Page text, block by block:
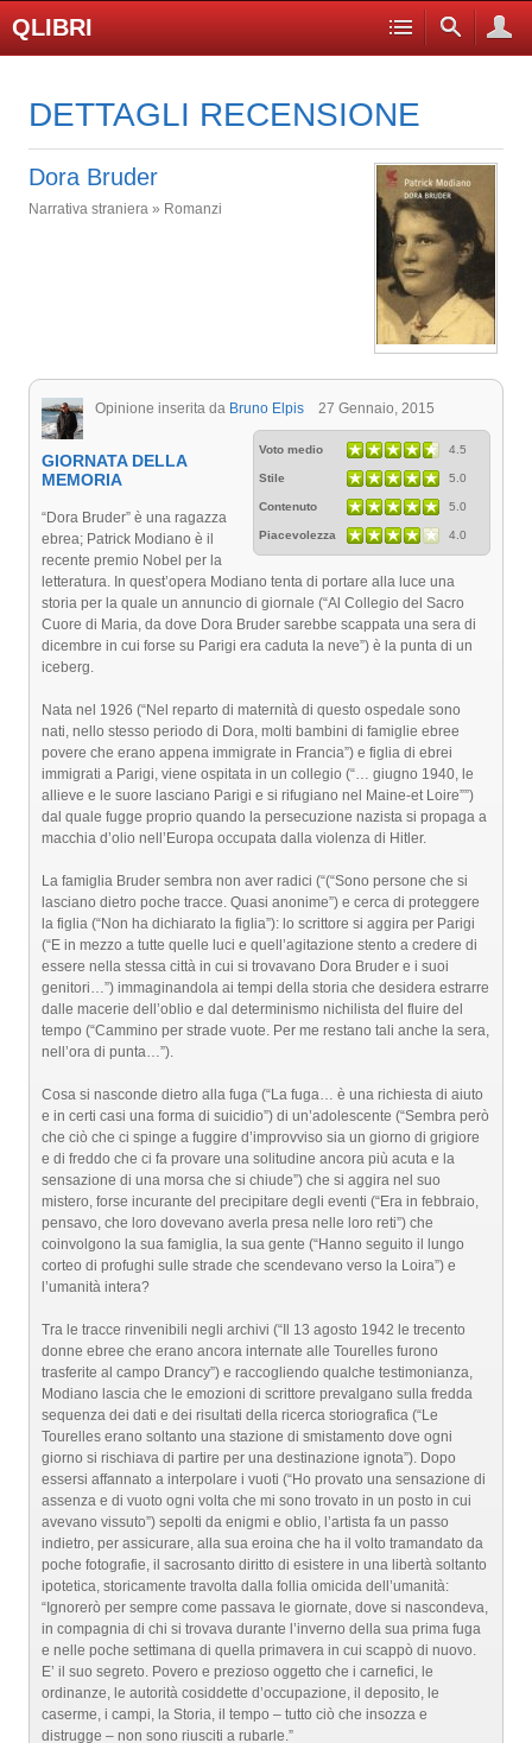
QLIBRI
DETTAGLI RECENSIONE
Dora Bruder
Narrativa straniera » Romanzi
Opinione inserita da Bruno Elpis 27 Gennaio, 2015
Voto medio 4.5
Stile 5.0
Contenuto 5.0
Piacevolezza 4.0
GIORNATA DELLA
MEMORIA
“Dora Bruder” è una ragazza
ebrea; Patrick Modiano è il
recente premio Nobel per la
letteratura. In quest’opera Modiano tenta di portare alla luce una
storia per la quale un annuncio di giornale (“Al Collegio del Sacro
Cuore di Maria, da dove Dora Bruder sarebbe scappata una sera di
dicembre in cui forse su Parigi era caduta la neve”) è la punta di un
iceberg.
Nata nel 1926 (“Nel reparto di maternità di questo ospedale sono
nati, nello stesso periodo di Dora, molti bambini di famiglie ebree
povere che erano appena immigrate in Francia”) e figlia di ebrei
immigrati a Parigi, viene ospitata in un collegio (“… giugno 1940, le
allieve e le suore lasciano Parigi e si rifugiano nel Maine-et Loire””)
dal quale fugge proprio quando la persecuzione nazista si propaga a
macchia d’olio nell’Europa occupata dalla violenza di Hitler.
La famiglia Bruder sembra non aver radici (“(“Sono persone che si
lasciano dietro poche tracce. Quasi anonime”) e cerca di proteggere
la figlia (“Non ha dichiarato la figlia”): lo scrittore si aggira per Parigi
(“E in mezzo a tutte quelle luci e quell’agitazione stento a credere di
essere nella stessa città in cui si trovavano Dora Bruder e i suoi
genitori…”) immaginandola ai tempi della storia che desidera estrarre
dalle macerie dell’oblio e dal determinismo nichilista del fluire del
tempo (“Cammino per strade vuote. Per me restano tali anche la sera,
nell’ora di punta…”).
Cosa si nasconde dietro alla fuga (“La fuga… è una richiesta di aiuto
e in certi casi una forma di suicidio”) di un’adolescente (“Sembra però
che ciò che ci spinge a fuggire d’improvviso sia un giorno di grigiore
e di freddo che ci fa provare una solitudine ancora più acuta e la
sensazione di una morsa che si chiude”) che si aggira nel suo
mistero, forse incurante del precipitare degli eventi (“Era in febbraio,
pensavo, che loro dovevano averla presa nelle loro reti”) che
coinvolgono la sua famiglia, la sua gente (“Hanno seguito il lungo
corteo di profughi sulle strade che scendevano verso la Loira”) e
l’umanità intera?
Tra le tracce rinvenibili negli archivi (“Il 13 agosto 1942 le trecento
donne ebree che erano ancora internate alle Tourelles furono
trasferite al campo Drancy”) e raccogliendo qualche testimonianza,
Modiano lascia che le emozioni di scrittore prevalgano sulla fredda
sequenza dei dati e dei risultati della ricerca storiografica (“Le
Tourelles erano soltanto una stazione di smistamento dove ogni
giorno si rischiava di partire per una destinazione ignota”). Dopo
essersi affannato a interpolare i vuoti (“Ho provato una sensazione di
assenza e di vuoto ogni volta che mi sono trovato in un posto in cui
avevano vissuto”) sepolti da enigmi e oblio, l’artista fa un passo
indietro, per assicurare, alla sua eroina che ha il volto tramandato da
poche fotografie, il sacrosanto diritto di esistere in una libertà soltanto
ipotetica, storicamente travolta dalla follia omicida dell’umanità:
“Ignorerò per sempre come passava le giornate, dove si nascondeva,
in compagnia di chi si trovava durante l’inverno della sua prima fuga
e nelle poche settimana di quella primavera in cui scappò di nuovo.
E’ il suo segreto. Povero e prezioso oggetto che i carnefici, le
ordinanze, le autorità cosiddette d’occupazione, il deposito, le
caserme, i campi, la Storia, il tempo – tutto ciò che insozza e
distrugge – non sono riusciti a rubarle.”